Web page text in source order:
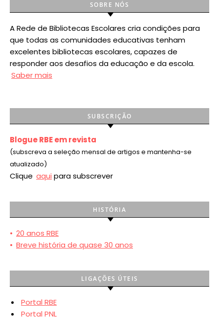
SOBRE NÓS
A Rede de Bibliotecas Escolares cria condições para
que todas as comunidades educativas tenham
excelentes bibliotecas escolares, capazes de
responder aos desafios da educação e da escola.
Saber mais
SUBSCRIÇÃO
Blogue RBE em revista
(subscreva a seleção mensal de artigos e mantenha-se
atualizado)
Clique aqui para subscrever
HISTÓRIA
• 20 anos RBE
• Breve história de quase 30 anos
LIGAÇÕES ÚTEIS
Portal RBE
Portal PNL